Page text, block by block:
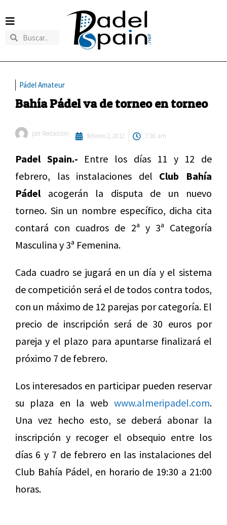
Pádel Amateur
Bahía Pádel va de torneo en torneo
por Redaccion febrero 2, 2012 7:36 am
Padel Spain.- Entre los días 11 y 12 de
febrero, las instalaciones del Club Bahía
Pádelacogerán la disputa de un nuevo
torneo. Sin un nombre específico, dicha cita
contará con cuadros de 2ª y 3ª Categoría
Masculina y 3ª Femenina.
Cada cuadro se jugará en un día y el sistema
de competición será el de todos contra todos,
con un máximo de 12 parejas por categoría. El
precio de inscripción será de 30 euros por
pareja y el plazo para apuntarse finalizará el
próximo 7 de febrero.
Los interesados en participar pueden reservar
su plaza en la web www.almeripadel.com.
Una vez hecho esto, se deberá abonar la
inscripción y recoger el obsequio entre los
días 6 y 7 de febrero en las instalaciones del
Club Bahía Pádel, en horario de 19:30 a 21:00
horas.